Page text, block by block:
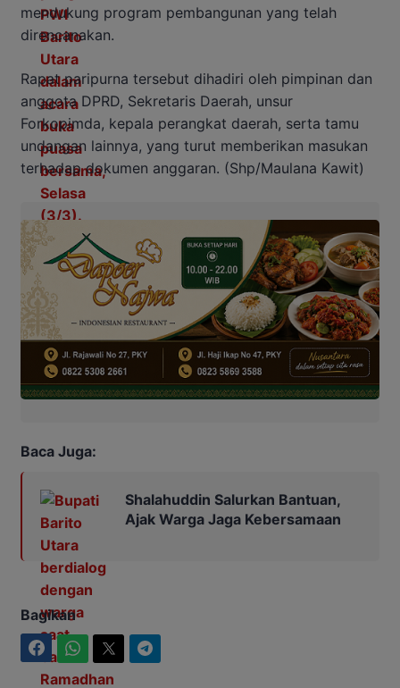
mendukung program pembangunan yang telah
direncanakan.
Rapat paripurna tersebut dihadiri oleh pimpinan dan
anggota DPRD, Sekretaris Daerah, unsur
Forkopimda, kepala perangkat daerah, serta tamu
undangan lainnya, yang turut memberikan masukan
terhadap dokumen anggaran. (Shp/Maulana Kawit)
Baca Juga:
Shalahuddin Salurkan Bantuan,
Ajak Warga Jaga Kebersamaan
Bagikan